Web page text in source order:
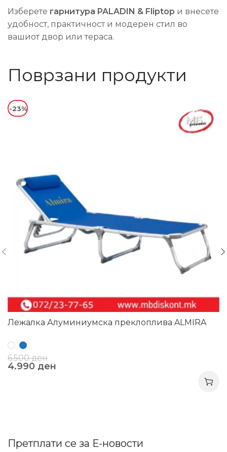
Изберете гарнитура PALADIN & Fliptop и внесете
удобност, практичност и модерен стил во
вашиот двор или тераса.
Поврзани продукти
-23%
Лежалка Алуминиумска преклоплива ALMIRA
6.500ден
4.990 ден
Претплати се за Е-новости